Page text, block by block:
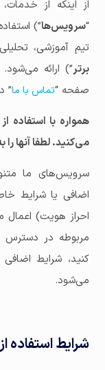
از اینکه از
“سرویس‌ها”)
برتر”) ارائه
صفحه “تماس با ما”
همواره با
می‌کنید. لطفا آنها
سرویس‌های ما
اضافی یا شرایط
احراز هویت)
مربوطه در دسترس
کنید، شرایط
می‌شود.
شرایط